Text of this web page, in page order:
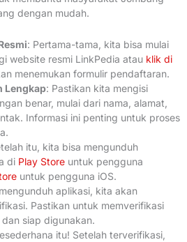
dengan mudah.
: Pertama-tama, kita bisa mulai
website resmi LinkPedia atau klik di
menemukan formulir pendaftaran.
Lengkap: Pastikan kita mengisi
benar, mulai dari nama, alamat,
Informasi ini penting untuk proses
itu, kita bisa mengunduh
di Play Store untuk pengguna
untuk pengguna iOS.
aplikasi, kita akan
Pastikan untuk memverifikasi
siap digunakan.
itu! Setelah terverifikasi,